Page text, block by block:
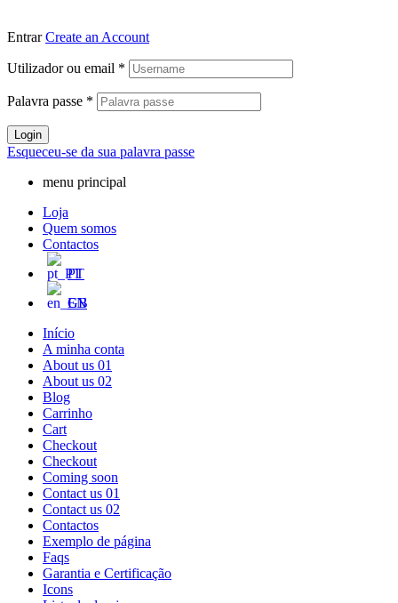
Entrar Create an Account
Utilizador ou email *
Palavra passe *
Login
Esqueceu-se da sua palavra passe
menu principal
Loja
Quem somos
Contactos
PT
EN
Início
A minha conta
About us 01
About us 02
Blog
Carrinho
Cart
Checkout
Checkout
Coming soon
Contact us 01
Contact us 02
Contactos
Exemplo de página
Faqs
Garantia e Certificação
Icons